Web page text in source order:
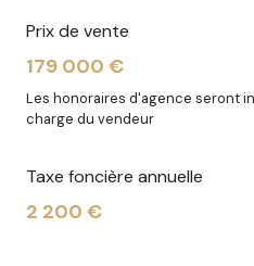
Prix de vente
179 000 €
Les honoraires d'agence seront
charge du vendeur
Taxe foncière annuelle
2 200 €